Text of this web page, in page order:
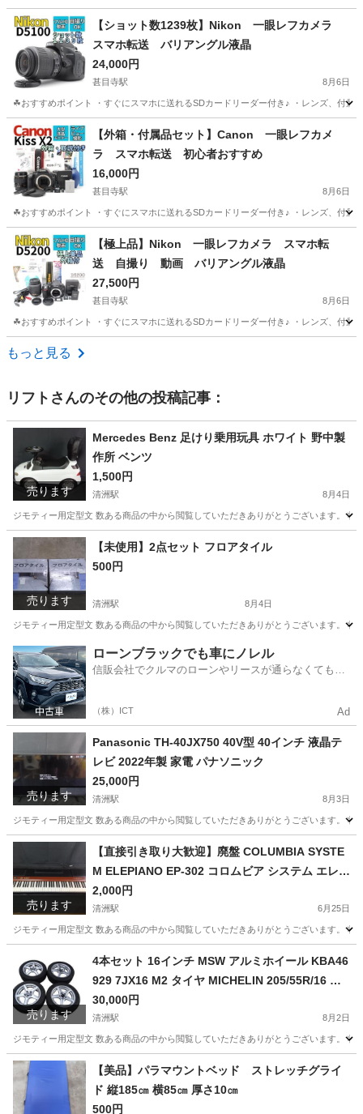
愛知 清須市 キッチン家電
【ショット数1239枚】Nikon 一眼レフカメラ
スマホ転送 バリアングル液晶
24,000円
甚目寺駅 8月6日
☘おすすめポイント ・すぐにスマホに送れるSDカードリーダー付き♪ ・レンズ、付
愛知 あま市 甚目寺駅 カメラ アングル
【外箱・付属品セット】Canon 一眼レフカメ
ラ スマホ転送 初心者おすすめ
16,000円
甚目寺駅 8月6日
☘おすすめポイント ・すぐにスマホに送れるSDカードリーダー付き♪ ・レンズ、付
愛知 あま市 甚目寺駅 Canon
【極上品】Nikon 一眼レフカメラ スマホ転
送 自撮り 動画 バリアングル液晶
27,500円
甚目寺駅 8月6日
☘おすすめポイント ・すぐにスマホに送れるSDカードリーダー付き♪ ・レンズ、付
愛知 あま市
もっと見る
リフト さんのその他の投稿記事：
売ります
Mercedes Benz 足けり乗用玩具 ホワイト 野中製
作所 ベンツ
1,500円
清洲駅 8月4日
ジモティー用定型文 数ある商品の中から閲覧していただきありがとうございます。
愛知 稲沢市 清洲駅 おもちゃ
売ります
【未使用】2点セット フロアタイル
500円
清洲駅 8月4日
ジモティー用定型文 数ある商品の中から閲覧していただきありがとうございます。
愛知 稲沢市 清洲駅 その他
ローンブラックでも車にノレル
信販会社でクルマのローンやリースが通らなくてもク
（株）ICT Ad
売ります
Panasonic TH-40JX750 40V型 40インチ 液晶テ
レビ 2022年製 家電 パナソニック
25,000円
清洲駅 8月3日
ジモティー用定型文 数ある商品の中から閲覧していただきありがとうございます。
愛知 稲沢市 清洲駅 テレビ
売ります
【直接引き取り大歓迎】廃盤 COLUMBIA SYSTE
M ELEPIANO EP-302 コロムビア システム エレピ
アノ 70's 80's ヴィンテージ 電子 ピアノ
2,000円
清洲駅 6月25日
ジモティー用定型文 数ある商品の中から閲覧していただきありがとうございます。
清洲駅 鍵盤楽器、ピアノ
売ります
4本セット 16インチ MSW アルミホイール KBA46
929 7JX16 M2 タイヤ MICHELIN 205/55R/16 ス
タッドレス
30,000円
清洲駅 8月2日
ジモティー用定型文 数ある商品の中から閲覧していただきありがとうございます。
愛知 稲沢市 清洲駅 タイヤ、ホイール
【美品】パラマウントベッド ストレッチグライ
ド 縦185㎝ 横85㎝ 厚さ10㎝
500円